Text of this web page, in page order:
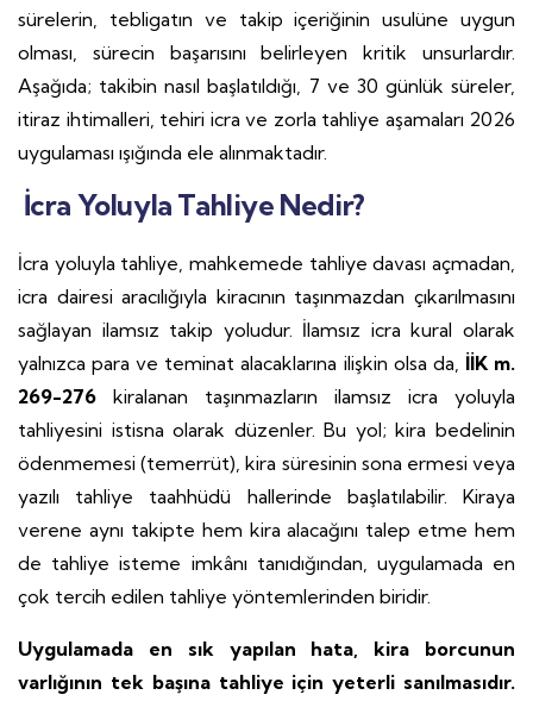
sürelerin, tebligatın ve takip içeriğinin usulüne uygun
olması, sürecin başarısını belirleyen kritik unsurlardır.
Aşağıda; takibin nasıl başlatıldığı, 7 ve 30 günlük süreler,
itiraz ihtimalleri, tehiri icra ve zorla tahliye aşamaları 2026
uygulaması ışığında ele alınmaktadır.
İcra Yoluyla Tahliye Nedir?
İcra yoluyla tahliye, mahkemede tahliye davası açmadan,
icra dairesi aracılığıyla kiracının taşınmazdan çıkarılmasını
sağlayan ilamsız takip yoludur. İlamsız icra kural olarak
yalnızca para ve teminat alacaklarına ilişkin olsa da, İİK m.
269-276 kiralanan taşınmazların ilamsız icra yoluyla
tahliyesini istisna olarak düzenler. Bu yol; kira bedelinin
ödenmemesi (temerrüt), kira süresinin sona ermesi veya
yazılı tahliye taahhüdü hallerinde başlatılabilir. Kiraya
verene aynı takipte hem kira alacağını talep etme hem
de tahliye isteme imkânı tanıdığından, uygulamada en
çok tercih edilen tahliye yöntemlerinden biridir.
Uygulamada en sık yapılan hata, kira borcunun
varlığının tek başına tahliye için yeterli sanılmasıdır.